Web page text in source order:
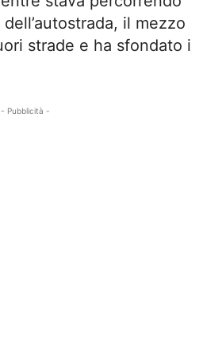
il mezzo
strade e ha sfondato i
- Pubblicità -